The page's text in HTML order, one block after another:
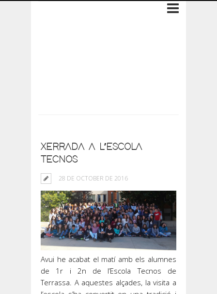
XERRADA A L’ESCOLA
TECNOS
28 DE OCTOBER DE 2016
Avui he acabat el matí amb els alumnes
de 1r i 2n de l’Escola Tecnos de
Terrassa. A aquestes alçades, la visita a